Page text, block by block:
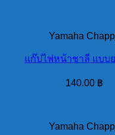
Yamaha
แก๊ปไฟหน้าชาลี แบบย
140.00 ฿
Yamaha